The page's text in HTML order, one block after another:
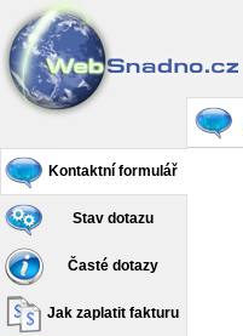
Kontaktní formulář
Stav dotazu
Časté dotazy
Jak zaplatit fakturu